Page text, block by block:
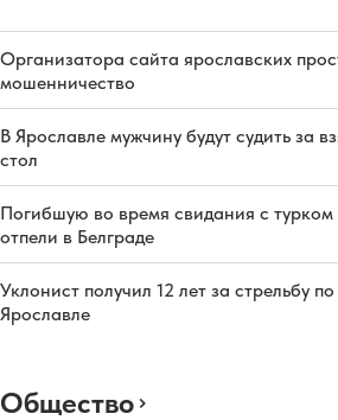
Организатора сайта ярославских
мошенничество
В Ярославле мужчину будут судить за
стол
Погибшую во время свидания с турком
отпели в Белграде
Уклонист получил 12 лет за стрельбу
Ярославле
Общество